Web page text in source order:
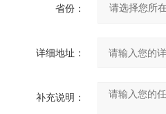
省份：
详细地址：
补充说明：